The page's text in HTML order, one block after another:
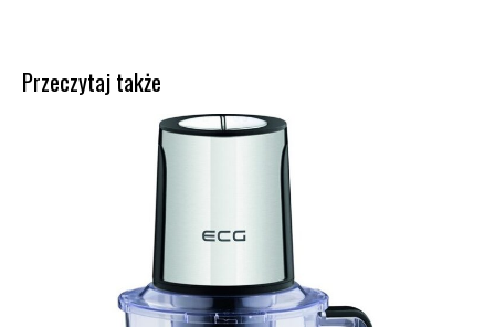
Przeczytaj także